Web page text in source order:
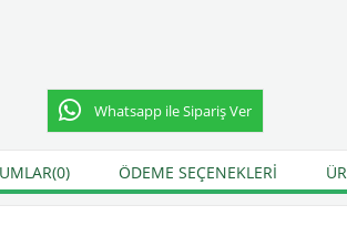
Whatsapp ile Sipariş Ver
(0) ÖDEME SEÇENEKLERI